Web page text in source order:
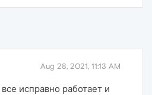
Aug 28, 2021, 11:13 AM
исправно работает и